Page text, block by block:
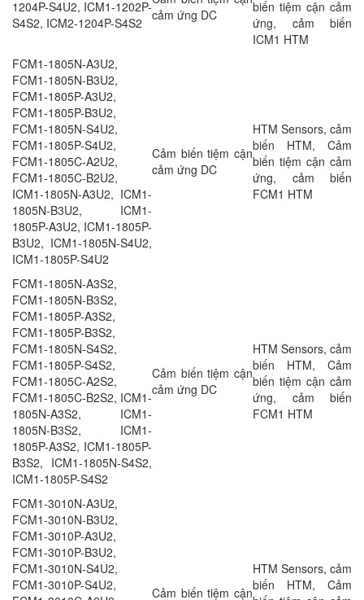
1204P-S4U2, ICM1-1202P-
S4S2, ICM2-1204P-S4S2
cảm ứng DC
biến tiệm cận cảm
ứng, cảm biến
ICM1 HTM
FCM1-1805N-A3U2,
FCM1-1805N-B3U2,
FCM1-1805P-A3U2,
FCM1-1805P-B3U2,
FCM1-1805N-S4U2,
FCM1-1805P-S4U2,
FCM1-1805C-A2U2,
FCM1-1805C-B2U2,
ICM1-1805N-A3U2, ICM1-
1805N-B3U2, ICM1-
1805P-A3U2, ICM1-1805P-
B3U2, ICM1-1805N-S4U2,
ICM1-1805P-S4U2
Cảm biến tiệm cận
cảm ứng DC
HTM Sensors, cảm
biến HTM, Cảm
biến tiệm cận cảm
ứng, cảm biến
FCM1 HTM
FCM1-1805N-A3S2,
FCM1-1805N-B3S2,
FCM1-1805P-A3S2,
FCM1-1805P-B3S2,
FCM1-1805N-S4S2,
FCM1-1805P-S4S2,
FCM1-1805C-A2S2,
FCM1-1805C-B2S2, ICM1-
1805N-A3S2, ICM1-
1805N-B3S2, ICM1-
1805P-A3S2, ICM1-1805P-
B3S2, ICM1-1805N-S4S2,
ICM1-1805P-S4S2
Cảm biến tiệm cận
cảm ứng DC
HTM Sensors, cảm
biến HTM, Cảm
biến tiệm cận cảm
ứng, cảm biến
FCM1 HTM
FCM1-3010N-A3U2,
FCM1-3010N-B3U2,
FCM1-3010P-A3U2,
FCM1-3010P-B3U2,
FCM1-3010N-S4U2,
FCM1-3010P-S4U2,
Cảm biến tiệm cận
HTM Sensors, cảm
biến HTM, Cảm